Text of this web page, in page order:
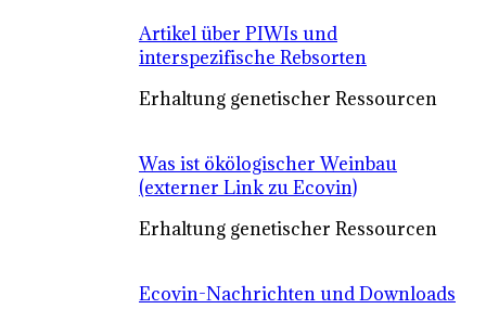
Artikel über PIWIs und
interspezifische Rebsorten
Erhaltung genetischer Ressourcen
Was ist ökölogischer Weinbau
(externer Link zu Ecovin)
Erhaltung genetischer Ressourcen
Ecovin-Nachrichten und Downloads